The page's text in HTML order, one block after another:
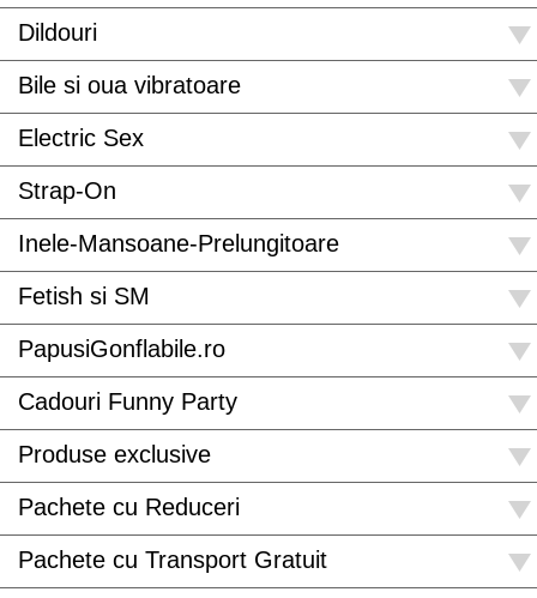
Dildouri
Bile si oua vibratoare
Electric Sex
Strap-On
Inele-Mansoane-Prelungitoare
Fetish si SM
PapusiGonflabile.ro
Cadouri Funny Party
Produse exclusive
Pachete cu Reduceri
Pachete cu Transport Gratuit